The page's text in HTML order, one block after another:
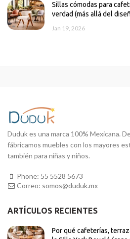
Sillas cómodas para
verdad (más allá del
Jan 19, 2026
Duduk es una marca 100% Mexicana.
fábricamos muebles con los mayores
también para niñas y niños.
Phone: 55 5528 5673
Correo: somos@duduk.mx
ARTÍCULOS RECIENTES
Por qué cafeterías,